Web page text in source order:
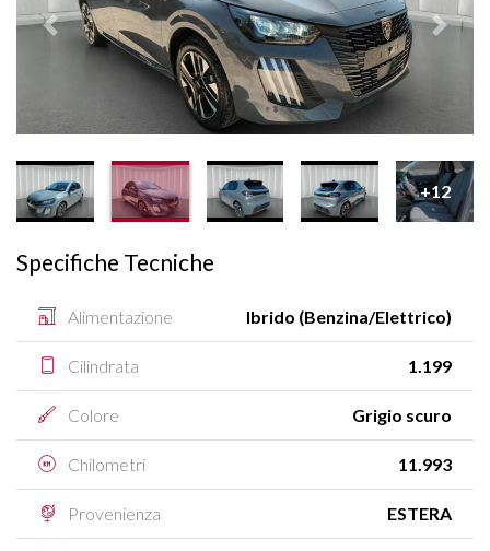
Prededente
+12
Specifiche Tecniche
Alimentazione Ibrido (Benzina/Elettrico)
Cilindrata 1.199
Colore Grigio scuro
Chilometri 11.993
Provenienza ESTERA